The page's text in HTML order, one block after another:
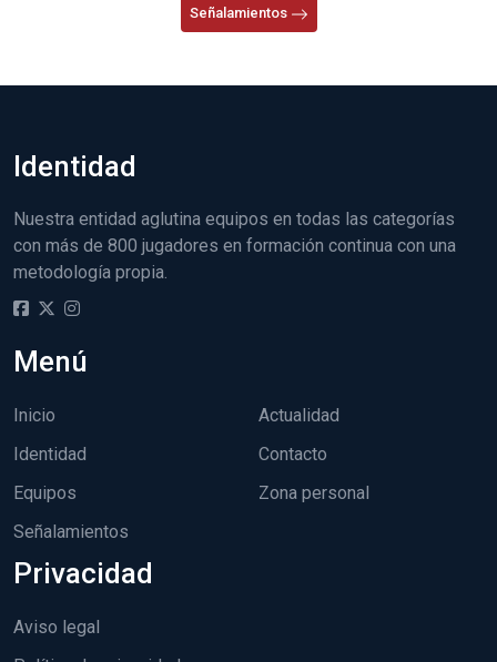
Señalamientos
Identidad
Nuestra entidad aglutina equipos en todas las categorías
con más de 800 jugadores en formación continua con una
metodología propia.
Menú
Inicio
Identidad
Equipos
Señalamientos
Actualidad
Contacto
Zona personal
Privacidad
Aviso legal